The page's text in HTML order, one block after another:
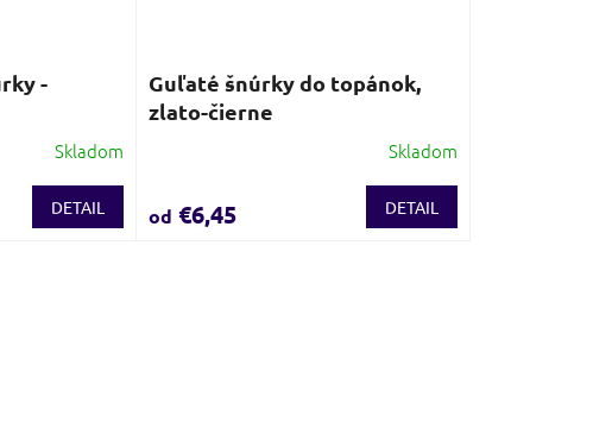
-
Skladom
DETAIL
Guľaté šnúrky do topánok,
zlato-čierne
Skladom
od €6,45 DETAIL